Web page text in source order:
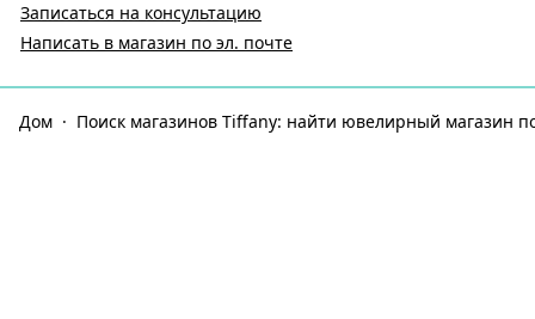
Записаться на консультацию
Написать в магазин по эл. почте
Дом Поиск магазинов Tiffany: найти ювелирный магазин